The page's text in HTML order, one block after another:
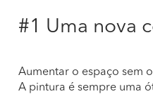
#1 Uma nova
Aumentar o espaço sem
A pintura é sempre uma